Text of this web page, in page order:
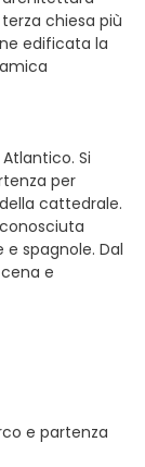
chiesa più
edificata la
Si
per
cattedrale.
spagnole. Dal
e
e partenza